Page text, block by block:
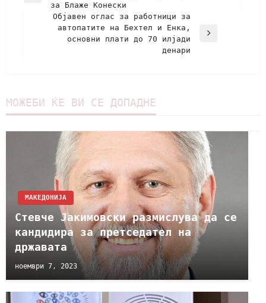
за Блаже Конески
Објавен оглас за работници за
автопатите на Бехтел и Енка,
основни плати до 70 илјади
денари
МОЖЕБИ ЌЕ ВИ СЕ ДОПАДНЕ
МАКЕДОНИЈА
Стевче Јакимовски размислува да се
кандидира за претседател на
државата
ноември 7, 2023